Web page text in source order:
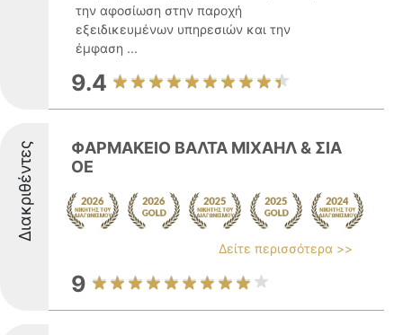
την αφοσίωση στην παροχή
εξειδικευμένων υπηρεσιών και την
έμφαση ...
9.4
Διακριθέντες
ΦΑΡΜΑΚΕΙΟ ΒΑΛΤΑ ΜΙΧΑΗΛ & ΣΙΑ
ΟΕ
Δείτε περισσότερα >>
9